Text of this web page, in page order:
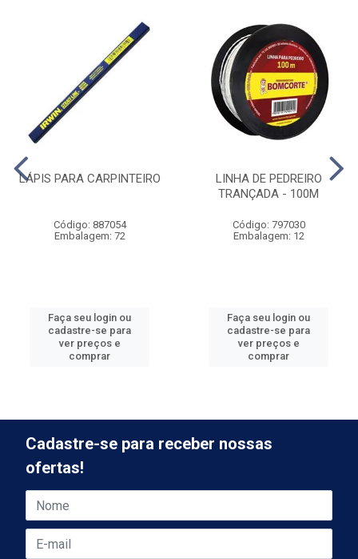
LÁPIS PARA CARPINTEIRO
Código: 887054
Embalagem: 72
Faça seu login ou
cadastre-se para
ver preços e
comprar
LINHA DE PEDREIRO
TRANÇADA - 100M
Código: 797030
Embalagem: 12
Faça seu login ou
cadastre-se para
ver preços e
comprar
Cadastre-se para receber nossas
ofertas!